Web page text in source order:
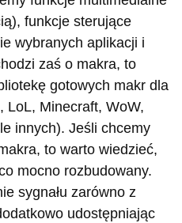
funkcje sterujące
wybranych aplikacji i
zaś o makra, to
gotowych makr dla
LoL, Minecraft, WoW,
innych). Jeśli chcemy
to warto wiedzieć,
mocno rozbudowany.
sygnału zarówno z
udostępniając